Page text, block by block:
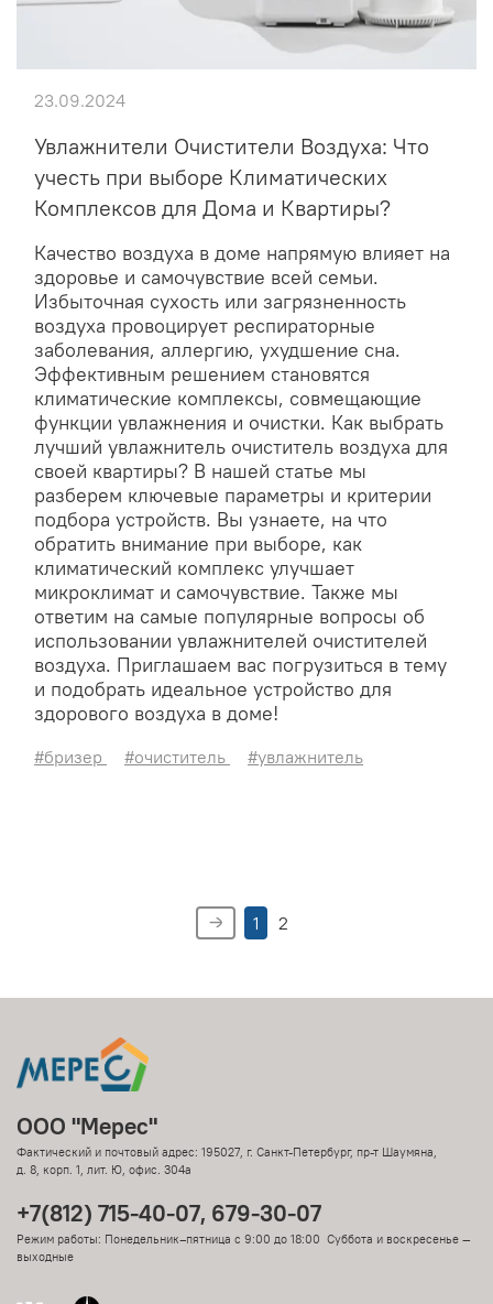
Увлажнители Очистители Воздуха: Что
учесть при выборе Климатических
Комплексов для Дома и Квартиры?
Качество воздуха в доме напрямую влияет на
здоровье и самочувствие всей семьи.
Избыточная сухость или загрязненность
воздуха провоцирует респираторные
заболевания, аллергию, ухудшение сна.
Эффективным решением становятся
климатические комплексы, совмещающие
функции увлажнения и очистки. Как выбрать
лучший увлажнитель очиститель воздуха для
своей квартиры? В нашей статье мы
разберем ключевые параметры и критерии
подбора устройств. Вы узнаете, на что
обратить внимание при выборе, как
климатический комплекс улучшает
микроклимат и самочувствие. Также мы
ответим на самые популярные вопросы об
использовании увлажнителей очистителей
воздуха. Приглашаем вас погрузиться в тему
и подобрать идеальное устройство для
здорового воздуха в доме!
23.09.2024
#бризер #очиститель #увлажнитель
1 2
ООО "Мерес"
Фактический и почтовый адрес: 195027, г. Санкт-Петербург, пр-т Шаумяна,
д. 8, корп. 1, лит. Ю, офис. 304а
+7(812) 715-40-07, 679-30-07
Режим работы: Понедельник–пятница с 9:00 до 18:00 Суббота и воскресенье —
выходные